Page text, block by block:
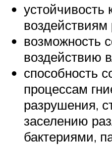
устойчивость
воздействиям
возможность
воздействию
способность
процессам
разрушения,
заселению
бактериями,